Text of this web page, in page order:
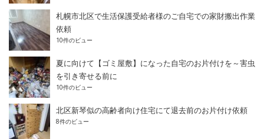
札幌市北区で生活保護受給者様のご自宅での家財搬出作業
依頼
10件のビュー
夏に向けて【ゴミ屋敷】になった自宅のお片付けを～害虫
を引き寄せる前に
10件のビュー
北区新琴似の高齢者向け住宅にて退去前のお片付け依頼
8件のビュー